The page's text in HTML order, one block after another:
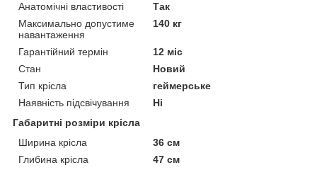
Анатомічні властивості
Так
Максимально допустиме
навантаження
140 кг
Гарантійний термін
12 міс
Стан
Новий
Тип крісла
геймерське
Наявність підсвічування
Ні
Габаритні розміри крісла
Ширина крісла
36 см
Глибина крісла
47 см